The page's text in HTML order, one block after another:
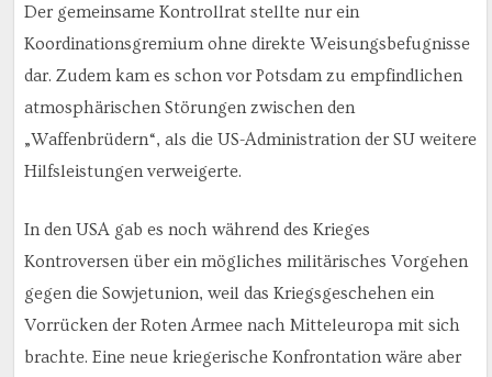
Der gemeinsame Kontrollrat stellte nur ein
Koordinationsgremium ohne direkte Weisungsbefugnisse
dar. Zudem kam es schon vor Potsdam zu empfindlichen
atmosphärischen Störungen zwischen den
„Waffenbrüdern“, als die US-Administration der SU weitere
Hilfsleistungen verweigerte.
In den USA gab es noch während des Krieges
Kontroversen über ein mögliches militärisches Vorgehen
gegen die Sowjetunion, weil das Kriegsgeschehen ein
Vorrücken der Roten Armee nach Mitteleuropa mit sich
brachte. Eine neue kriegerische Konfrontation wäre aber